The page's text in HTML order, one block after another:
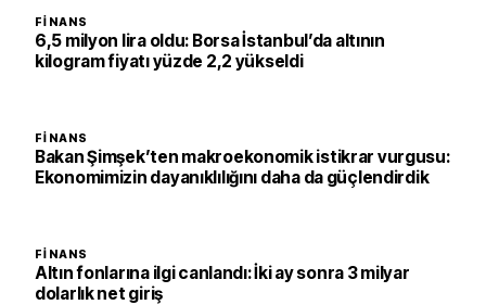
FINANS
6,5 milyon lira oldu: Borsa İstanbul’da altının
kilogram fiyatı yüzde 2,2 yükseldi
FINANS
Bakan Şimşek’ten makroekonomik istikrar vurgusu:
Ekonomimizin dayanıklılığını daha da güçlendirdik
FINANS
Altın fonlarına ilgi canlandı: İki ay sonra 3 milyar
dolarlık net giriş